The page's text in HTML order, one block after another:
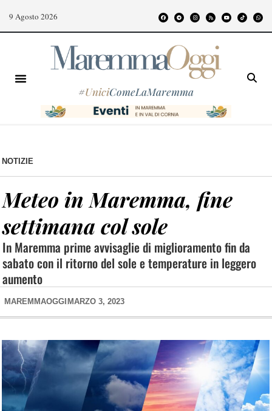
9 Agosto 2026
#UniciComeLaMaremma
NOTIZIE
Meteo in Maremma, fine
settimana col sole
In Maremma prime avvisaglie di miglioramento fin da
sabato con il ritorno del sole e temperature in leggero
aumento
MAREMMAOGGI MARZO 3, 2023